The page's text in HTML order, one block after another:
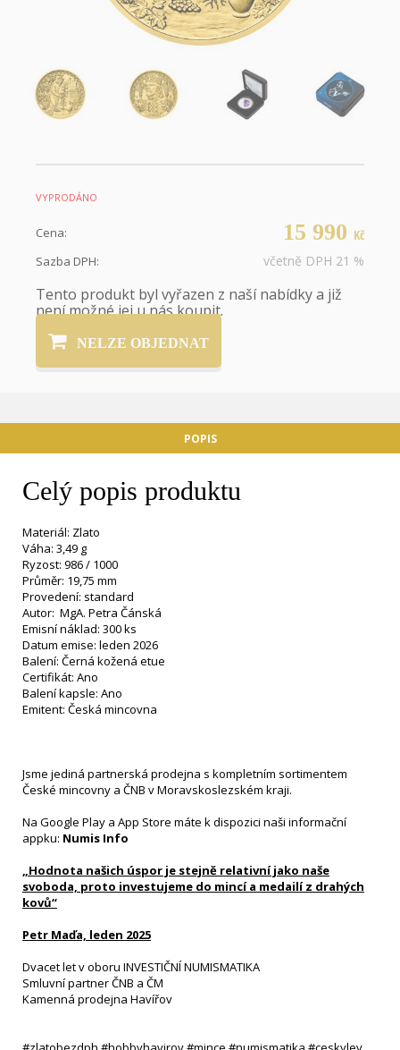
VYPRODÁNO
Cena: 15 990 Kč
Sazba DPH: včetně DPH 21 %
Tento produkt byl vyřazen z naší nabídky a již
není možné jej u nás koupit.
NELZE OBJEDNAT
POPIS
Celý popis produktu
Materiál: Zlato
Váha: 3,49 g
Ryzost: 986 / 1000
Průměr: 19,75 mm
Provedení: standard
Autor: MgA. Petra Čánská
Emisní náklad: 300 ks
Datum emise: leden 2026
Balení: Černá kožená etue
Certifikát: Ano
Balení kapsle: Ano
Emitent: Česká mincovna
Jsme jediná partnerská prodejna s kompletním sortimentem
České mincovny a ČNB v Moravskoslezském kraji.
Na Google Play a App Store máte k dispozici naši informační
appku: Numis Info
„Hodnota našich úspor je stejně relativní jako naše
svoboda, proto investujeme do mincí a medailí z drahých
kovů“
Petr Maďa, leden 2025
Dvacet let v oboru INVESTIČNÍ NUMISMATIKA
Smluvní partner ČNB a ČM
Kamenná prodejna Havířov